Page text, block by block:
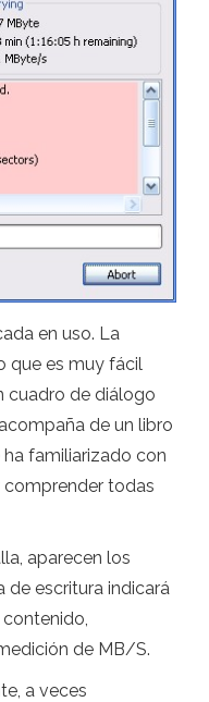
en uso. La
que es muy fácil
cuadro de diálogo
de un libro
familiarizado con
todas
aparecen los
de escritura indicará
de MB/S.
a veces